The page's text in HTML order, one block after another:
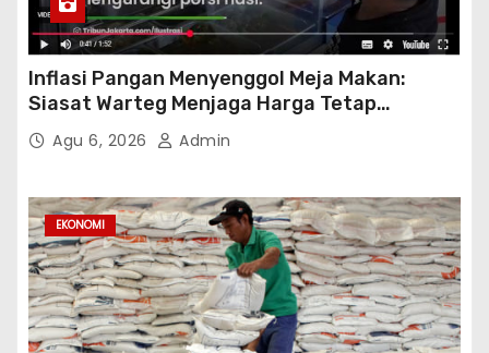
Inflasi Pangan Menyenggol Meja Makan:
Siasat Warteg Menjaga Harga Tetap
Terjangkau
Agu 6, 2026 Admin
EKONOMI